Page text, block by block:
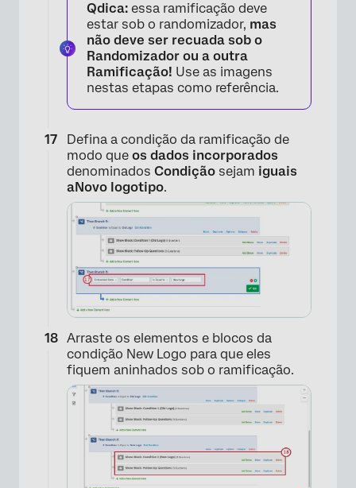
×
×
Qdica: essa ramificação deve
estar sob o randomizador, mas
não deve ser recuada sob o
Randomizador ou a outra
Ramificação! Use as imagens
nestas etapas como referência.
Defina a condição da ramificação de
modo que os dados incorporados
denominados Condição sejam iguais
aNovo logotipo.
Arraste os elementos e blocos da
condição New Logo para que eles
fiquem aninhados sob o ramificação.